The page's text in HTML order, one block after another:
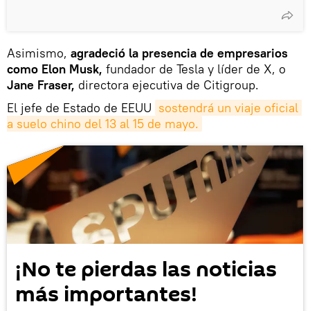
Asimismo, agradeció la presencia de empresarios
como Elon Musk, fundador de Tesla y líder de X, o
Jane Fraser, directora ejecutiva de Citigroup.
El jefe de Estado de EEUU sostendrá un viaje oficial
a suelo chino del 13 al 15 de mayo.
¡No te pierdas las noticias
más importantes!